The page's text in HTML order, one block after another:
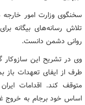
سخنگوی وزارت امور
تلاش رسانه‌های بیگانه
روانی دشمن دانست.
وی در تشریح این
طرف از ایفای تعهدات باز
متوقف کند. اقدامات
اساس خود برجام به خروج